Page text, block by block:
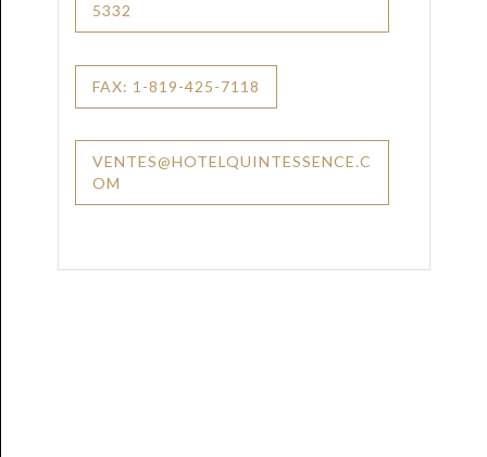
5332
FAX: 1-819-425-7118
VENTES@HOTELQUINTESSENCE.C
OM